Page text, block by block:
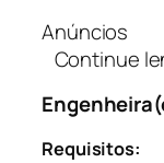
Anúncios
Continue
Requisitos: